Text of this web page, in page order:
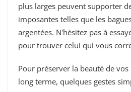
plus larges peuvent supporter
imposantes telles que les
argentées. N'hésitez pas à
pour trouver celui qui vous
Pour préserver la beauté de
long terme, quelques gestes